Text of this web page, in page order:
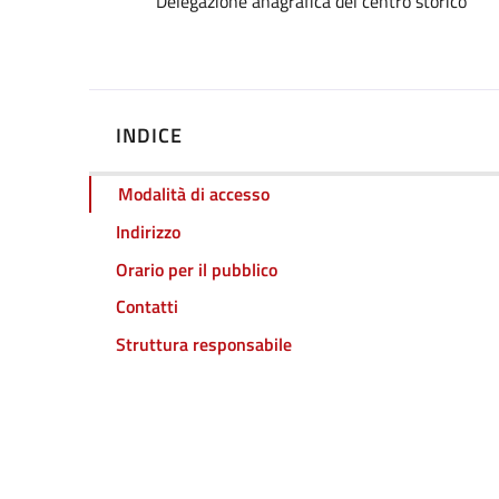
INDICE
Modalità di accesso
Indirizzo
Orario per il pubblico
Contatti
Struttura responsabile